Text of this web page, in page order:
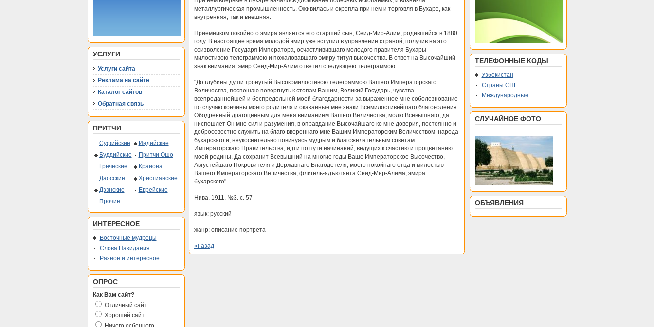
УСЛУГИ
Услуги сайта
Реклама на сайте
Каталог сайтов
Обратная связь
ПРИТЧИ
Суфийские
Индийские
Буддийские
Притчи Ошо
Греческие
Крайона
Даосские
Христианские
Дзэнские
Еврейские
Прочие
ИНТЕРЕСНОЕ
Восточные мудрецы
Слова Назидания
Разное и интересное
ОПРОС
Как Вам сайт?
Отличный сайт
Хороший сайт
Ничего осбенного
металлургическая промышленность. Оживилась и окрепла при нем и торговля в Бухаре, как
внутренняя, так и внешняя.
Приемником покойного эмира является его старший сын, Сеид-Мир-Алим, родившийся в 1880
году. В настоящее время молодой эмир уже вступил в управление страной, получив на это
соизволение Государя Императора, осчастливившаго молодого правителя Бухары
милостивою телеграммою и пожаловавшаго эмиру титул высочества. В ответ на Высочайший
знак внимания, эмир Сеид-Мир-Алим ответил следующею телеграммою:
"До глубины души тронутый Высокомилостивою телеграммою Вашего Императорскаго
Величества, поспешаю повергнуть к стопам Вашим, Великий Государь, чувства
всепреданнейшей и беспредельной моей благодарности за выраженное мне соболезнование
по случаю кончины моего родителя и оказанные мне знаки Всемилостивейшаго благоволения.
Ободренный драгоценным для меня вниманием Вашего Величества, молю Всевышняго, да
ниспошлет Он мне сил и разумения, в оправдание Высочайшаго ко мне доверия, постоянно и
добросовестно служить на благо ввереннаго мне Вашим Императорским Величеством, народа
бухарскаго и, неукоснительно повинуясь мудрым и благожелательным советам
Императорскаго Правительства, идти по пути начинаний, ведущих к счастию и процветанию
моей родины. Да сохранит Всевышний на многие годы Ваше Императорское Высочество,
Августейшаго Покровителя и Державнаго Благодетеля, моего покойнаго отца и милостью
Вашего Императорскаго Величества, флигель-адъютанта Сеид-Мир-Алима, эмира
бухарского".
Нива, 1911, №3, с. 57
язык: русский
жанр: описание портрета
«назад
ТЕЛЕФОННЫЕ КОДЫ
Узбекистан
Страны СНГ
Международные
СЛУЧАЙНОЕ ФОТО
ОБЪЯВЛЕНИЯ